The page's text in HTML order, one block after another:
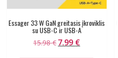
Essager 33 W GaN greitasis įkroviklis
su USB-C ir USB-A
15.98€ Original
7.99 €Current